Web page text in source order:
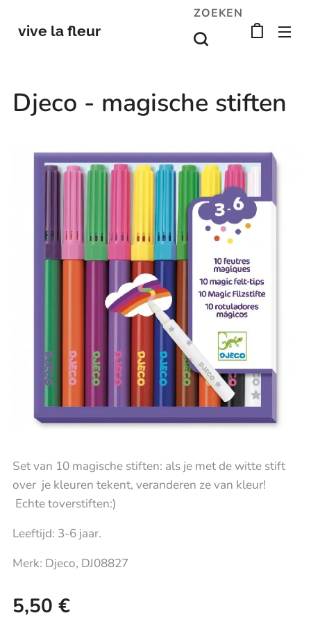
vive la fleur
ZOEKEN
Djeco - magische stiften
Set van 10 magische stiften: als je met de witte stift
over je kleuren tekent, veranderen ze van kleur!
Echte toverstiften:)
Leeftijd: 3-6 jaar.
Merk: Djeco, DJ08827
5,50 €